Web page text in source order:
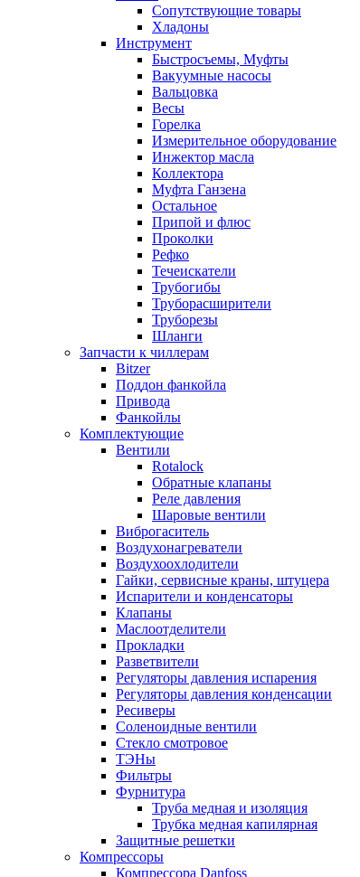
Сопутствующие товары
Хладоны
Инструмент
Быстросъемы, Муфты
Вакуумные насосы
Вальцовка
Весы
Горелка
Измерительное оборудование
Инжектор масла
Коллектора
Муфта Ганзена
Остальное
Припой и флюс
Проколки
Рефко
Течеискатели
Трубогибы
Труборасширители
Труборезы
Шланги
Запчасти к чиллерам
Bitzer
Поддон фанкойла
Привода
Фанкойлы
Комплектующие
Вентили
Rotalock
Обратные клапаны
Реле давления
Шаровые вентили
Виброгаситель
Воздухонагреватели
Воздухоохлодители
Гайки, сервисные краны, штуцера
Испарители и конденсаторы
Клапаны
Маслоотделители
Прокладки
Разветвители
Регуляторы давления испарения
Регуляторы давления конденсации
Ресиверы
Соленоидные вентили
Стекло смотровое
ТЭНы
Фильтры
Фурнитура
Труба медная и изоляция
Трубка медная капилярная
Защитные решетки
Компрессоры
Компрессора Danfoss